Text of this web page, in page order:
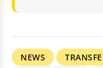
NEWS